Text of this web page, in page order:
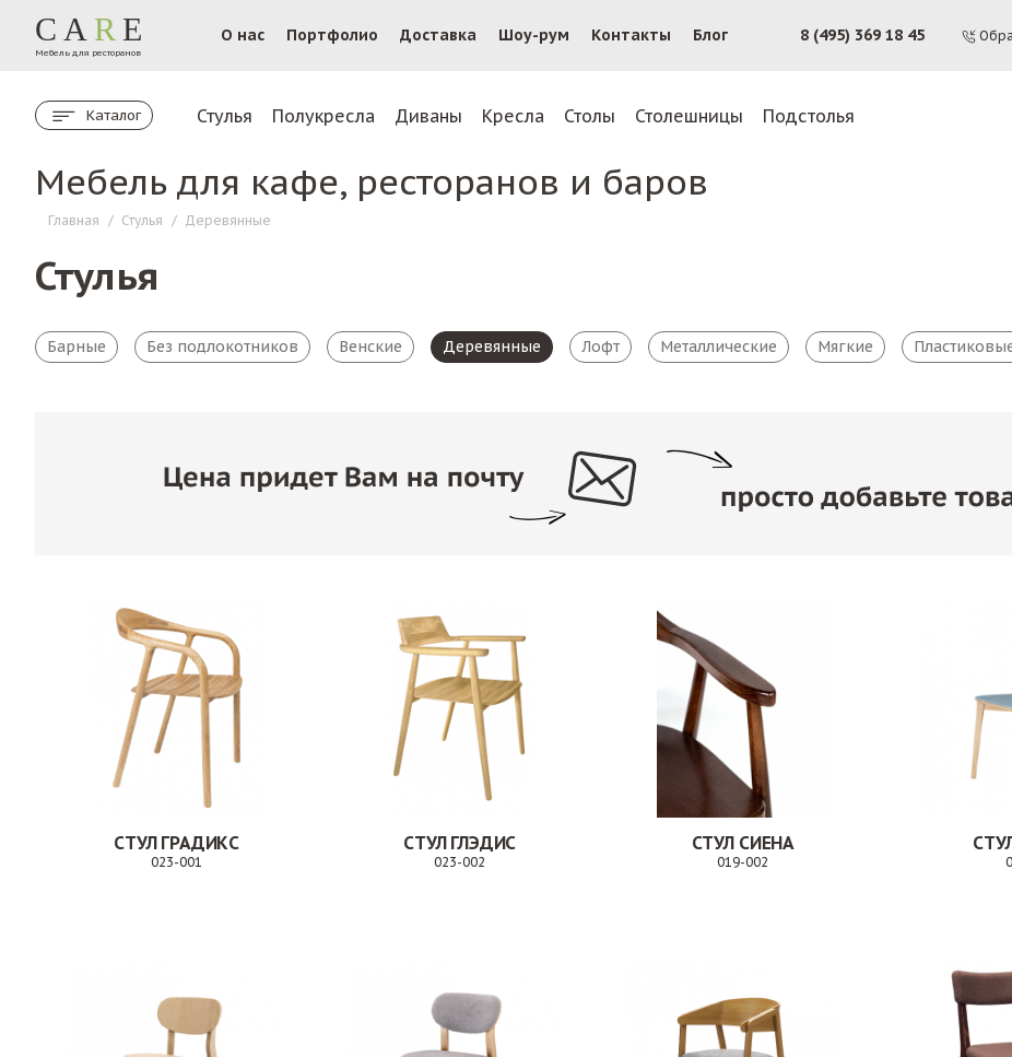
CA R E
Мебель для ресторанов
О нас Портфолио Доставка Шоу-рум Контакты Блог 8 (495) 369 18 45
Каталог Стулья Полукресла Диваны Кресла Столы Столешницы Подстолья
Мебель для кафе, ресторанов и баров
Главная / Стулья / Деревянные
Стулья
Барные Без подлокотников Венские Деревянные Лофт Металлические Мягкие
СТУЛ ГРАДИКС
023-001
СТУЛ ГЛЭДИС
023-002
СТУЛ СИЕНА
019-002